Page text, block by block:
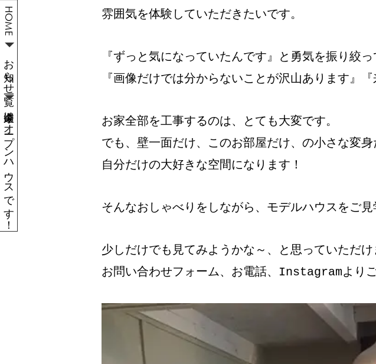
HOME
お知らせ一覧
今週末はオープンハウスです！
雰囲気を体験していただきたいです。
『ずっと気になっていたんです』と勇気を振り絞
『画像だけでは分からないことが沢山あります』
お家全部を工事するのは、とても大変です。
でも、壁一面だけ、このお部屋だけ、の小さな変
自分だけの大好きな空間になります！
そんなおしゃべりをしながら、モデルハウスをご見
少しだけでも見てみようかな～、と思っていただけ
お問い合わせフォーム、お電話、Instagramよりご